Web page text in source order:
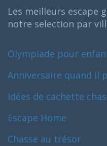
Les meilleurs escape
notre selection par
Olympiade pour
Anniversaire quand il
Idées de cachette
Escape Home
Chasse au trésor